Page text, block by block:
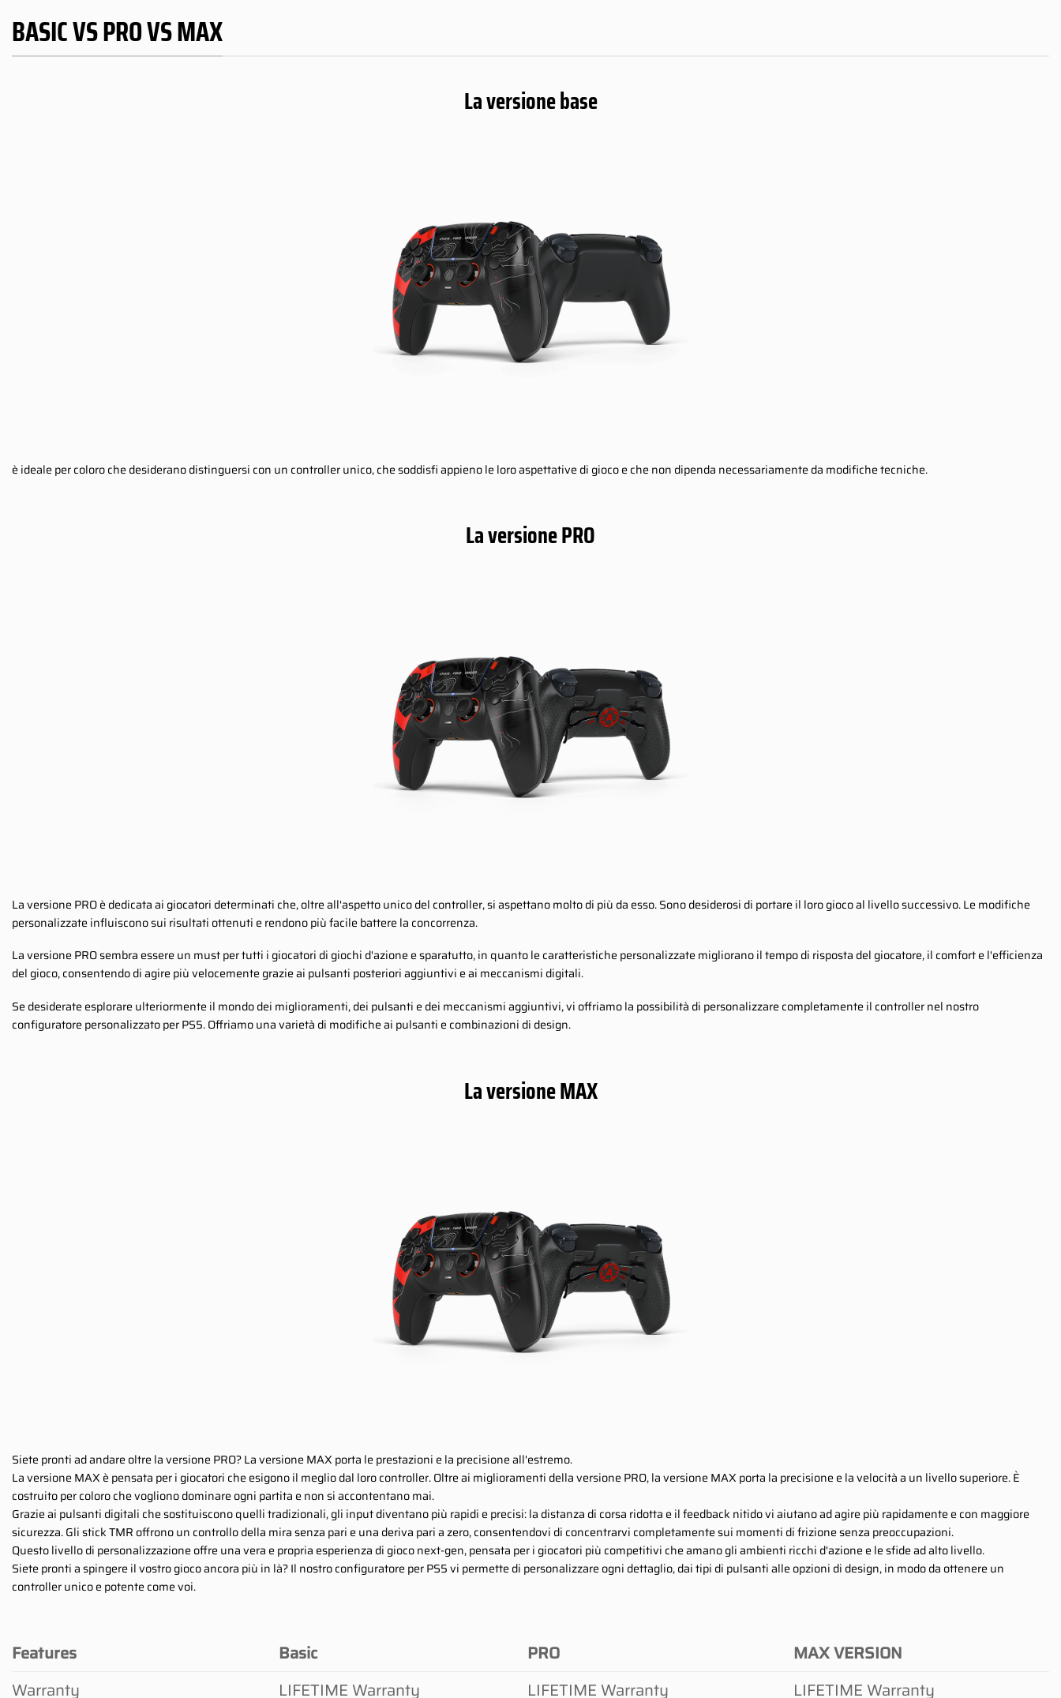
BASIC VS PRO VS MAX
La versione base
è ideale per coloro che desiderano distinguersi con un controller unico, che soddisfi appieno le loro aspettative di gioco e che non dipenda necessariamente da modifiche tecniche.
La versione PRO
La versione PRO è dedicata ai giocatori determinati che, oltre all'aspetto unico del controller, si aspettano molto di più da esso. Sono desiderosi di portare il loro gioco al livello successivo. Le modifiche
personalizzate influiscono sui risultati ottenuti e rendono più facile battere la concorrenza.
La versione PRO sembra essere un must per tutti i giocatori di giochi d'azione e sparatutto, in quanto le caratteristiche personalizzate migliorano il tempo di risposta del giocatore, il comfort e l'efficienza
del gioco, consentendo di agire più velocemente grazie ai pulsanti posteriori aggiuntivi e ai meccanismi digitali.
Se desiderate esplorare ulteriormente il mondo dei miglioramenti, dei pulsanti e dei meccanismi aggiuntivi, vi offriamo la possibilità di personalizzare completamente il controller nel nostro
configuratore personalizzato per PS5. Offriamo una varietà di modifiche ai pulsanti e combinazioni di design.
La versione MAX
Siete pronti ad andare oltre la versione PRO? La versione MAX porta le prestazioni e la precisione all'estremo.
La versione MAX è pensata per i giocatori che esigono il meglio dal loro controller. Oltre ai miglioramenti della versione PRO, la versione MAX porta la precisione e la velocità a un livello superiore. È
costruito per coloro che vogliono dominare ogni partita e non si accontentano mai.
Grazie ai pulsanti digitali che sostituiscono quelli tradizionali, gli input diventano più rapidi e precisi: la distanza di corsa ridotta e il feedback nitido vi aiutano ad agire più rapidamente e con maggiore
sicurezza. Gli stick TMR offrono un controllo della mira senza pari e una deriva pari a zero, consentendovi di concentrarvi completamente sui momenti di frizione senza preoccupazioni.
Questo livello di personalizzazione offre una vera e propria esperienza di gioco next-gen, pensata per i giocatori più competitivi che amano gli ambienti ricchi d'azione e le sfide ad alto livello.
Siete pronti a spingere il vostro gioco ancora più in là? Il nostro configuratore per PS5 vi permette di personalizzare ogni dettaglio, dai tipi di pulsanti alle opzioni di design, in modo da ottenere un
controller unico e potente come voi.
Features Basic PRO
MAX VERSION
Warranty
LIFETIME Warranty LIFETIME Warranty LIFETIME Warranty